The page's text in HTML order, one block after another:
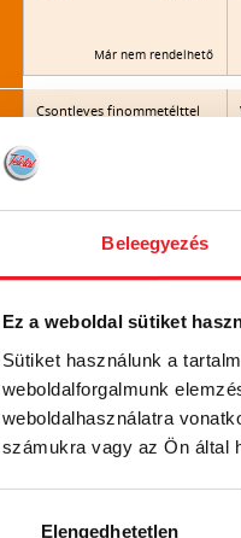
Beleegyezés
Ez a weboldal sütiket
Sütiket használunk a
weboldalforgalmunk
weboldalhasználatra
számukra vagy az Ön által
Elengedhetetlen
Már nem rendelhető
Csontleves finommetélttel
Már nem rendelhető